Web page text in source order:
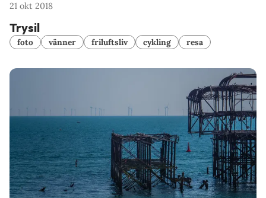
21 okt 2018
Trysil
foto vänner friluftsliv cykling resa